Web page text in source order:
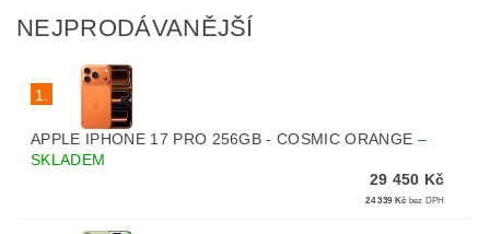
NEJPRODÁVANĚJŠÍ
1.
APPLE IPHONE 17 PRO 256GB - COSMIC ORANGE –
SKLADEM
29 450 Kč
24 339 Kč bez DPH